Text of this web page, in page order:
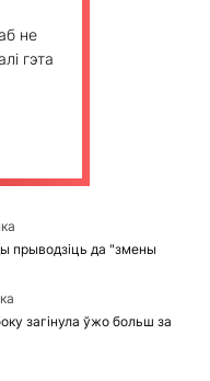
не
гэта
прыводзіць да "змены
загінула ўжо больш за